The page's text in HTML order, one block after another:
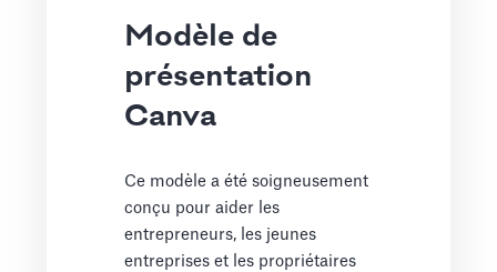
Modèle de
présentation
Canva
Ce modèle a été soigneusement
conçu pour aider les
entrepreneurs, les jeunes
entreprises et les propriétaires